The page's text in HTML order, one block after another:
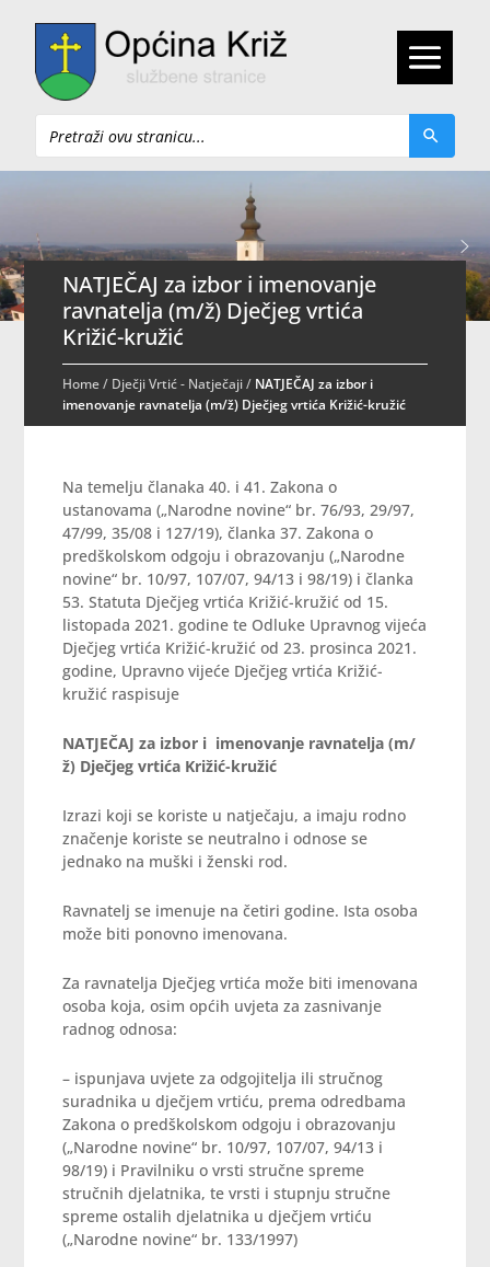
Pretraži
NATJEČAJ za izbor i imenovanje
ravnatelja (m/ž) Dječjeg vrtića
Križić-kružić
Home/ Dječji Vrtić - Natječaji/ NATJEČAJ za izbor i
imenovanje ravnatelja (m/ž) Dječjeg vrtića Križić-kružić
Na temelju članaka 40. i 41. Zakona o
ustanovama („Narodne novine“ br. 76/93, 29/97,
47/99, 35/08 i 127/19), članka 37. Zakona o
predškolskom odgoju i obrazovanju („Narodne
novine“ br. 10/97, 107/07, 94/13 i 98/19) i članka
53. Statuta Dječjeg vrtića Križić-kružić od 15.
listopada 2021. godine te Odluke Upravnog vijeća
Dječjeg vrtića Križić-kružić od 23. prosinca 2021.
godine, Upravno vijeće Dječjeg vrtića Križić-
kružić raspisuje
NATJEČAJ za izbor i imenovanje ravnatelja (m/
ž) Dječjeg vrtića Križić-kružić
Izrazi koji se koriste u natječaju, a imaju rodno
značenje koriste se neutralno i odnose se
jednako na muški i ženski rod.
Ravnatelj se imenuje na četiri godine. Ista osoba
može biti ponovno imenovana.
Za ravnatelja Dječjeg vrtića može biti imenovana
osoba koja, osim općih uvjeta za zasnivanje
radnog odnosa:
– ispunjava uvjete za odgojitelja ili stručnog
suradnika u dječjem vrtiću, prema odredbama
Zakona o predškolskom odgoju i obrazovanju
(„Narodne novine“ br. 10/97, 107/07, 94/13 i
98/19) i Pravilniku o vrsti stručne spreme
stručnih djelatnika, te vrsti i stupnju stručne
spreme ostalih djelatnika u dječjem vrtiću
(„Narodne novine“ br. 133/1997)